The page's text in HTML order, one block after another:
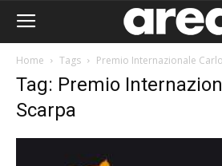
Home Tags Premio Internazionale
Tag: Premio
Scarpa